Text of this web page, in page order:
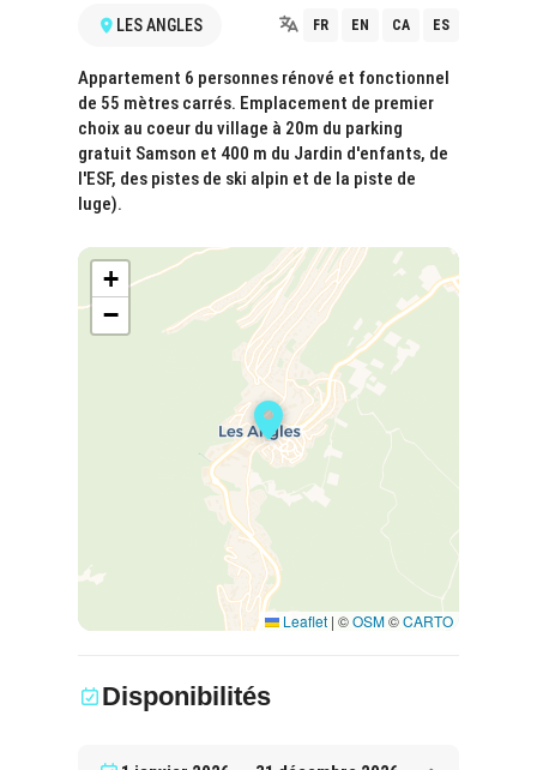
LES ANGLES FR EN CA ES
Appartement 6 personnes rénové et fonctionnel
de 55 mètres carrés. Emplacement de premier
choix au coeur du village à 20m du parking
gratuit Samson et 400 m du Jardin d'enfants, de
l'ESF, des pistes de ski alpin et de la piste de
luge).
+
−
Leaflet | ©OSM©CARTO
Disponibilités